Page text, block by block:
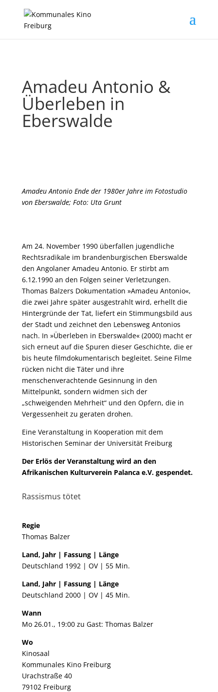
Amadeu Antonio &
Überleben in
Eberswalde
Amadeu Antonio Ende der 1980er Jahre im Fotostudio
von Eberswalde; Foto: Uta Grunt
Am 24. November 1990 überfallen jugendliche
Rechtsradikale im brandenburgischen Eberswalde
den Angolaner Amadeu Antonio. Er stirbt am
6.12.1990 an den Folgen seiner Verletzungen.
Thomas Balzers Dokumentation »Amadeu Antonio«,
die zwei Jahre später ausgestrahlt wird, erhellt die
Hintergründe der Tat, liefert ein Stimmungsbild aus
der Stadt und zeichnet den Lebensweg Antonios
nach. In »Überleben in Eberswalde« (2000) macht er
sich erneut auf die Spuren dieser Geschichte, die er
bis heute filmdokumentarisch begleitet. Seine Filme
rücken nicht die Täter und ihre
menschenverachtende Gesinnung in den
Mittelpunkt, sondern widmen sich der
„schweigenden Mehrheit“ und den Opfern, die in
Vergessenheit zu geraten drohen.
Eine Veranstaltung in Kooperation mit dem
Historischen Seminar der Universität Freiburg
Der Erlös der Veranstaltung wird an den
Afrikanischen Kulturverein Palanca e.V. gespendet.
Rassismus tötet
Regie
Thomas Balzer
Land, Jahr | Fassung | Länge
Deutschland 1992 | OV | 55 Min.
Land, Jahr | Fassung | Länge
Deutschland 2000 | OV | 45 Min.
Wann
Mo 26.01., 19:00 zu Gast: Thomas Balzer
Wo
Kinosaal
Kommunales Kino Freiburg
Urachstraße 40
79102 Freiburg